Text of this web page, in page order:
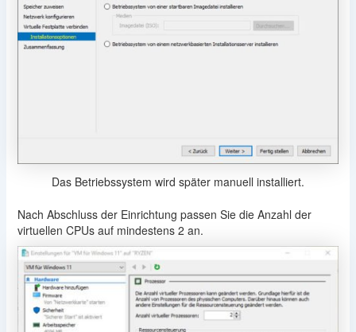
Das Betriebssystem wird später manuell installiert.
Nach Abschluss der Einrichtung passen Sie die Anzahl der
virtuellen CPUs auf mindestens 2 an.